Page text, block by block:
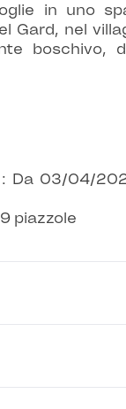
in uno
Gard, nel
boschivo,
Da 03/04/
piazzole